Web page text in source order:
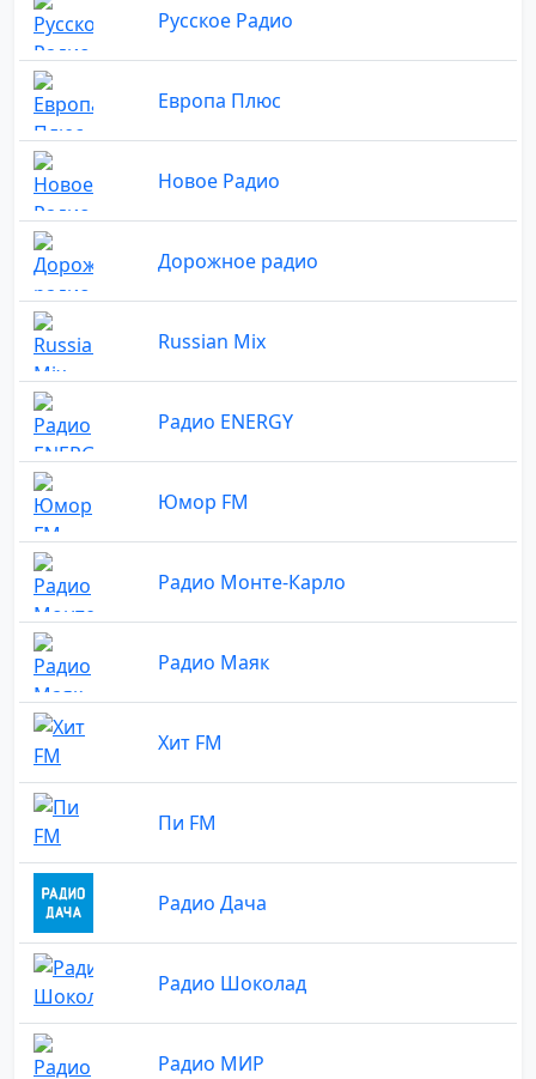
Русское Радио
Европа Плюс
Новое Радио
Дорожное радио
Russian Mix
Радио ENERGY
Юмор FM
Радио Монте-Карло
Радио Маяк
Хит FM
Пи FM
Радио Дача
Радио Шоколад
Радио МИР